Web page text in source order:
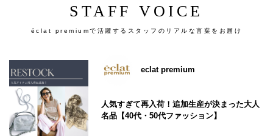
STAFF VOICE
éclat premiumで活躍するスタッフのリアルな言葉をお届け
eclat premium
人気すぎて再入荷！追加生産が決まった大人
名品【40代・50代ファッション】